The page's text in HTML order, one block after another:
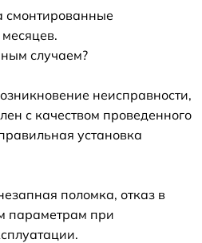
смонтированные
случаем?
неисправности,
с качеством проведенного
установка
поломка, отказ в
параметрам при